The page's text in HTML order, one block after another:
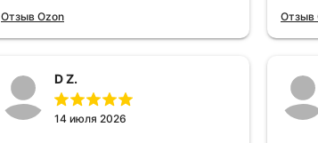
отключу и посмотрю, что будет
Отзыв Ozon Отзыв
D Z.
14 июля 2026